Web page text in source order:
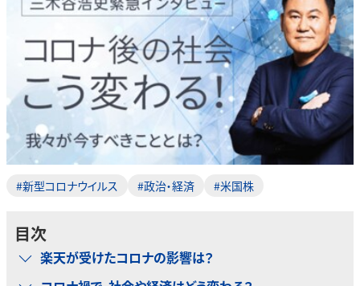
#新型コロナウイルス #政治・経済 #米国株
目次
楽天が受けたコロナの影響は？